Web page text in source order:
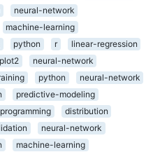
neural-network
machine-learning
python r
linear-regression
neural-network
python
neural-network
predictive-modeling
programming
distribution
neural-network
machine-learning